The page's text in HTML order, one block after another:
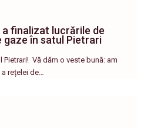
a finalizat lucrările de
gaze în satul Pietrari
Vă dăm o veste bună: am
rețelei de…